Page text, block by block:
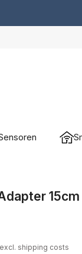
lub zaloguj
produkty do listy
15cm
shipping costs